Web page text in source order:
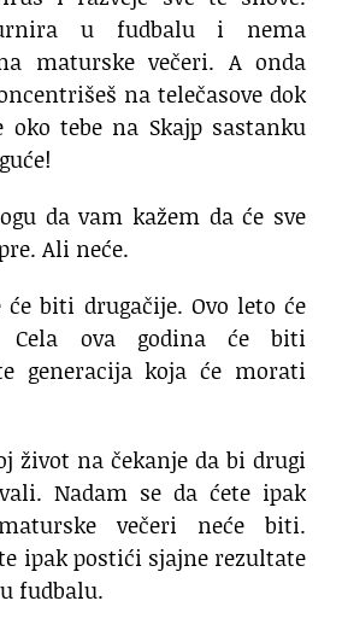
u fudbalu i nema
maturske večeri. A onda
na telečasove dok
tebe na Skajp sastanku
da vam kažem da će sve
Ali neće.
će biti drugačije. Ovo leto će
Cela ova godina će biti
generacija koja će morati
život na čekanje da bi drugi
Nadam se da ćete ipak
večeri neće biti.
ipak postići sjajne rezultate
fudbalu.